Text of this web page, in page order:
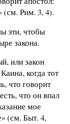
(см. Рим. 3, 4).
эти, чтобы
закона.
или закон
когда тот
что говорит
что он впал
мое
(см. Быт. 4,